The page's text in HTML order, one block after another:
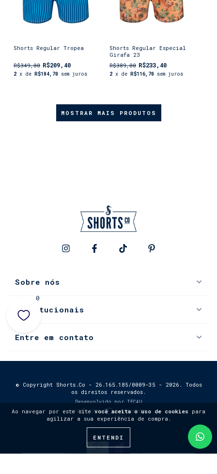
Ao navegar por este sitevocê aceita o uso de cookies para
agilizar a sua experiência de compra.
ENTENDI
Shorts Regular Tropea
R$349,00 R$209,40
2 x de R$104,70 sem juros
Shorts Regular Especial
Girafa 23
R$389,00 R$233,40
2 x de R$116,70 sem juros
MOSTRAR MAIS PRODUTOS
Sobre nós
Institucionais
Entre em contato
© Copyright Shorts.Co - 26.165.185/0009-35 - 2026. Todos
os direitos reservados.
Desenvolvido por TEC4U
0